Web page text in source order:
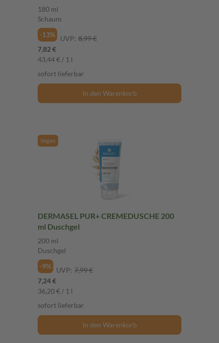
180 ml
Schaum
-13%
UVP: 8,99 €
7,82 €
43,44 € / 1 l
sofort lieferbar
In den Warenkorb
Vegan
DERMASEL PUR+ CREMEDUSCHE 200
ml Duschgel
200 ml
Duschgel
-9%
UVP: 7,99 €
7,24 €
36,20 € / 1 l
sofort lieferbar
In den Warenkorb